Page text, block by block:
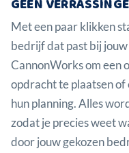
GEEN
Met een paar klikken
bedrijf dat past bij
CannonWorks om een
opdracht te plaatsen
hun planning. Alles
zodat je precies weet
door jouw gekozen